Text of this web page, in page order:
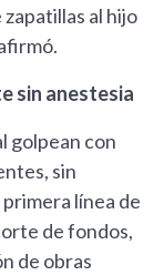
al hijo
sin anestesia
golpean con
sin
línea de
de fondos,
de obras